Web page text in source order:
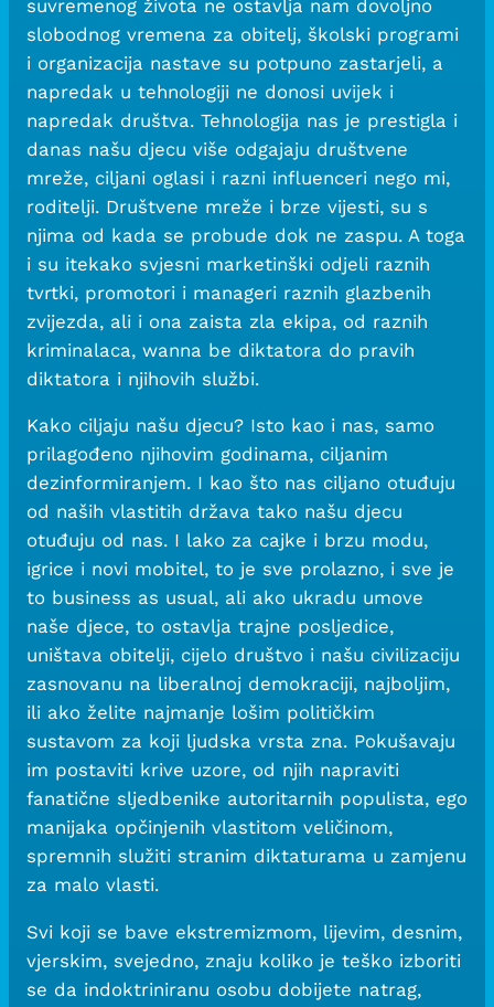
suvremenog života ne ostavlja nam dovoljno
slobodnog vremena za obitelj, školski programi
i organizacija nastave su potpuno zastarjeli, a
napredak u tehnologiji ne donosi uvijek i
napredak društva. Tehnologija nas je prestigla i
danas našu djecu više odgajaju društvene
mreže, ciljani oglasi i razni influenceri nego mi,
roditelji. Društvene mreže i brze vijesti, su s
njima od kada se probude dok ne zaspu. A toga
i su itekako svjesni marketinški odjeli raznih
tvrtki, promotori i manageri raznih glazbenih
zvijezda, ali i ona zaista zla ekipa, od raznih
kriminalaca, wanna be diktatora do pravih
diktatora i njihovih službi.
Kako ciljaju našu djecu? Isto kao i nas, samo
prilagođeno njihovim godinama, ciljanim
dezinformiranjem. I kao što nas ciljano otuđuju
od naših vlastitih država tako našu djecu
otuđuju od nas. I lako za cajke i brzu modu,
igrice i novi mobitel, to je sve prolazno, i sve je
to business as usual, ali ako ukradu umove
naše djece, to ostavlja trajne posljedice,
uništava obitelji, cijelo društvo i našu civilizaciju
zasnovanu na liberalnoj demokraciji, najboljim,
ili ako želite najmanje lošim političkim
sustavom za koji ljudska vrsta zna. Pokušavaju
im postaviti krive uzore, od njih napraviti
fanatične sljedbenike autoritarnih populista, ego
manijaka opčinjenih vlastitom veličinom,
spremnih služiti stranim diktaturama u zamjenu
za malo vlasti.
Svi koji se bave ekstremizmom, lijevim, desnim,
vjerskim, svejedno, znaju koliko je teško izboriti
se da indoktriniranu osobu dobijete natrag,